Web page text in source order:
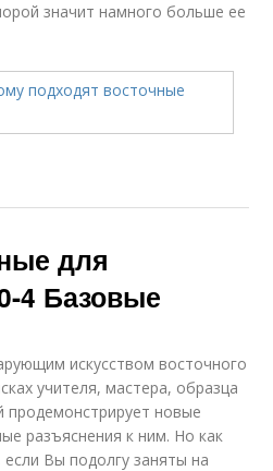
значит намного больше ее
для
4 Базовые
искусством восточного
учителя, мастера, образца
новые
разъяснения к ним. Но как
Вы подолгу заняты на